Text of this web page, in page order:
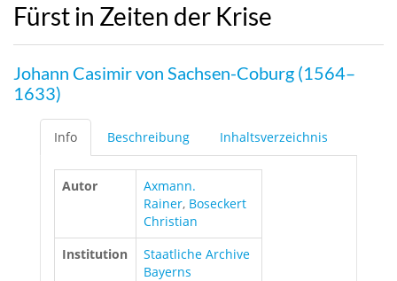
Fürst in Zeiten der Krise
Johann Casimir von Sachsen-Coburg (1564–
1633)
Info Beschreibung Inhaltsverzeichnis
Autor
Axmann.
Rainer, Boseckert
Christian
Institution
Staatliche Archive
Bayerns